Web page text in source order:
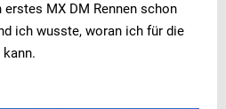
erstes MX DM Rennen schon
ich wusste, woran ich für die